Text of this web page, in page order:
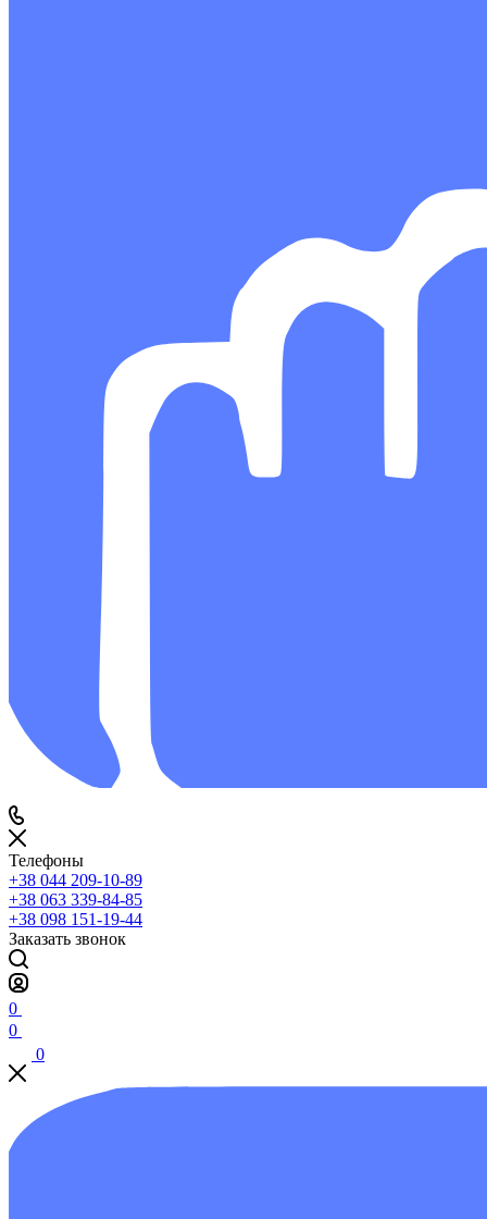
Телефоны
+38 044 209-10-89
+38 063 339-84-85
+38 098 151-19-44
Заказать звонок
0
0
0